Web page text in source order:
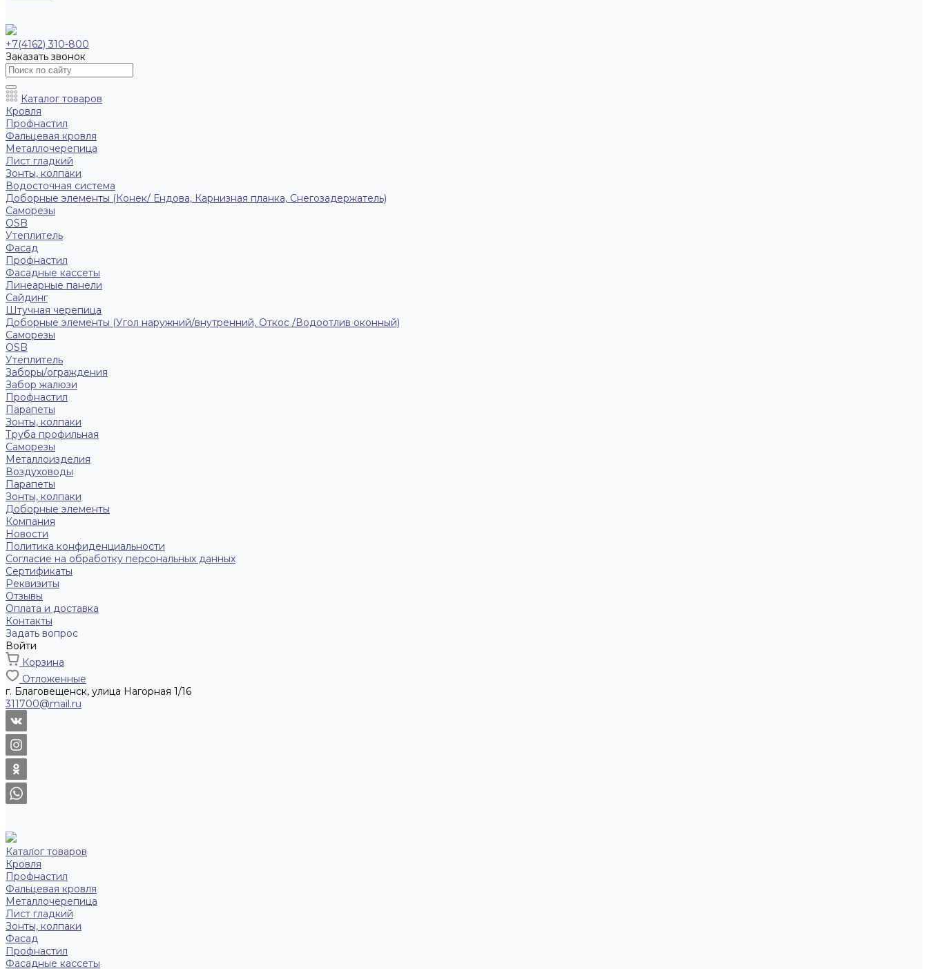
+7(4162) 310-800
Заказать звонок
Каталог товаров
Кровля
Профнастил
Фальцевая кровля
Металлочерепица
Лист гладкий
Зонты, колпаки
Водосточная система
Доборные элементы (Конек/ Ендова, Карнизная планка, Снегозадержатель)
Саморезы
ОSB
Утеплитель
Фасад
Профнастил
Фасадные кассеты
Линеарные панели
Сайдинг
Штучная черепица
Доборные элементы (Угол наружний/внутренний, Откос /Водоотлив оконный)
Саморезы
OSB
Утеплитель
Заборы/ограждения
Забор жалюзи
Профнастил
Парапеты
Зонты, колпаки
Труба профильная
Саморезы
Металлоизделия
Воздуховоды
Парапеты
Зонты, колпаки
Доборные элементы
Компания
Новости
Политика конфиденциальности
Согласие на обработку персональных данных
Сертификаты
Реквизиты
Отзывы
Оплата и доставка
Контакты
Задать вопрос
Войти
Корзина
Отложенные
г. Благовещенск, улица Нагорная 1/16
311700@mail.ru
Каталог товаров
Кровля
Профнастил
Фальцевая кровля
Металлочерепица
Лист гладкий
Зонты, колпаки
Фасад
Профнастил
Фасадные кассеты